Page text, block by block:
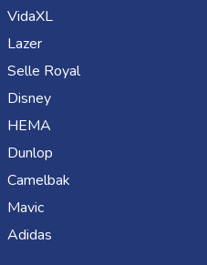
VidaXL
Lazer
Selle Royal
Disney
HEMA
Dunlop
Camelbak
Mavic
Adidas